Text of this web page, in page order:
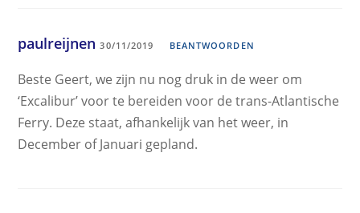
paulreijnen 30/11/2019 BEANTWOORDEN
Beste Geert, we zijn nu nog druk in de weer om
‘Excalibur’ voor te bereiden voor de trans-Atlantische
Ferry. Deze staat, afhankelijk van het weer, in
December of Januari gepland.